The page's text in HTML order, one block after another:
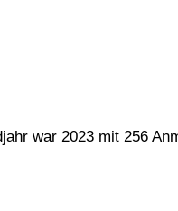
war 2023 mit 256